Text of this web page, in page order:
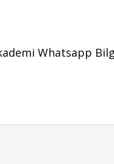
Whatsapp